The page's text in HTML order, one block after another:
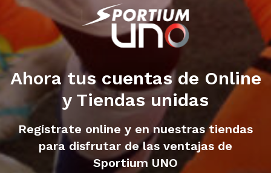
Ahora tus cuentas de Online
y Tiendas unidas
Regístrate online y en nuestras tiendas
para disfrutar de las ventajas de
Sportium UNO